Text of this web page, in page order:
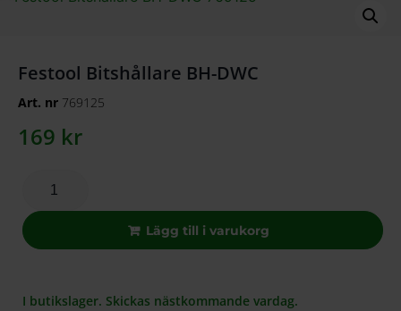
Festool Bitshållare BH-DWC
Art. nr 769125
169 kr
Lägg till i varukorg
I butikslager. Skickas nästkommande vardag.